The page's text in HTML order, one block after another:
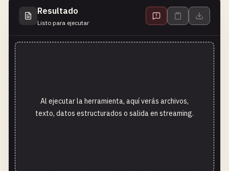
Resultado
Listo para ejecutar
Al ejecutar la herramienta, aquí verás archivos,
texto, datos estructurados o salida en streaming.